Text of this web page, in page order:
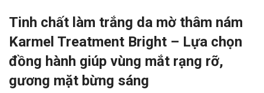
Tinh chất làm trắng da mờ thâm nám
Karmel Treatment Bright – Lựa chọn
đồng hành giúp vùng mắt rạng rỡ,
gương mặt bừng sáng